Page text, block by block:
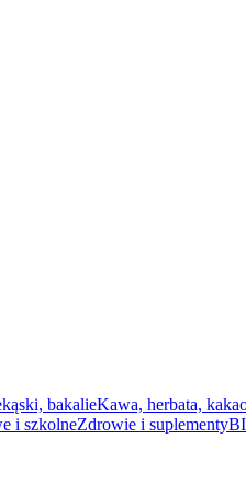
bakalieKawa, herbata,
i szkolneZdrowie i suplementy